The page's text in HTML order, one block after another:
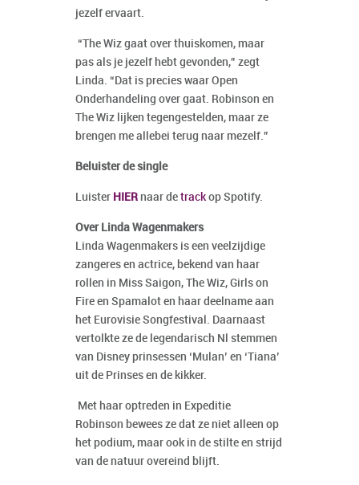
jezelf ervaart.
“The Wiz gaat over thuiskomen, maar
pas als je jezelf hebt gevonden,” zegt
Linda. “Dat is precies waar Open
Onderhandeling over gaat. Robinson en
The Wiz lijken tegengestelden, maar ze
brengen me allebei terug naar mezelf.”
Beluister de single
Luister HIER naar de track op Spotify.
Over Linda Wagenmakers
Linda Wagenmakers is een veelzijdige
zangeres en actrice, bekend van haar
rollen in Miss Saigon, The Wiz, Girls on
Fire en Spamalot en haar deelname aan
het Eurovisie Songfestival. Daarnaast
vertolkte ze de legendarisch Nl stemmen
van Disney prinsessen ‘Mulan’ en ‘Tiana’
uit de Prinses en de kikker.
Met haar optreden in Expeditie
Robinson bewees ze dat ze niet alleen op
het podium, maar ook in de stilte en strijd
van de natuur overeind blijft.